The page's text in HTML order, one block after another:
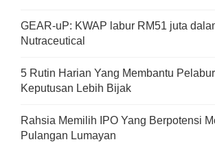
GEAR-uP: KWAP labur RM51 juta
Nutraceutical
5 Rutin Harian Yang Membantu
Keputusan Lebih Bijak
Rahsia Memilih IPO Yang Berpotensi
Pulangan Lumayan